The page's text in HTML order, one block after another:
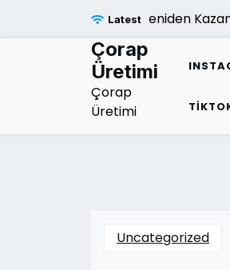
Latest
Sonrasi Umudu Yeniden
Çorap
Üretimi
Çorap
Üretimi
Uncategorized